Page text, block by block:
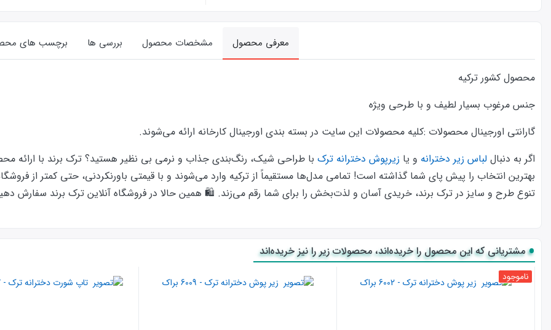
معرفی محصول مشخصات محصول بررسی ها برچسب های
محصول کشور ترکیه
جنس مرغوب بسیار لطیف و با طرحی ویژه
گارانتی اورجینال محصولات :كليه محصولات این سایت در بسته بندی اورجینال کارخانه ارائه‌‌ می‌شوند.
اگر به دنبال لباس زیر دخترانه و یا زیرپوش دخترانه ترک با طراحی شیک، رنگ‌بندی جذاب و نرمی بی نظیر هستید؟ ترک برند با ارائه
بهترین انتخاب را پیش پای شما گذاشته است! تمامی مدل‌ها مستقیماً از ترکیه وارد می‌شوند و با قیمتی باورنکردنی، حتی کمتر از
تنوع طرح و سایز در ترک برند، خریدی آسان و لذت‌بخش را برای شما رقم می‌زند. 🛍️ همین حالا در فروشگاه آنلاین ترک برند سفارش
مشتریانی که این محصول را خریده‌اند، محصولات زیر را نیز خریده‌اند
ناموجود